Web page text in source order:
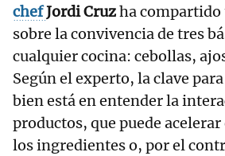
chefJordi Cruzha compartido
sobre la convivencia de tres
cualquier cocina: cebollas,
Según el experto, la clave
bien está en entender la
productos, que puede
los ingredientes o, por el